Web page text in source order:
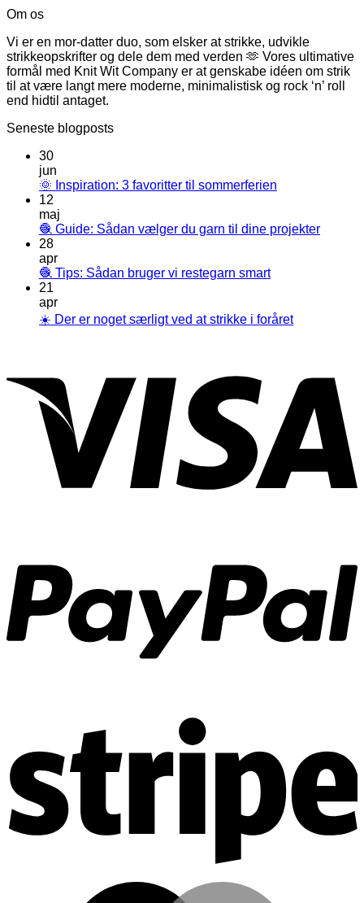
Om os
Vi er en mor-datter duo, som elsker at strikke, udvikle
strikkeopskrifter og dele dem med verden 🫶 Vores ultimative
formål med Knit Wit Company er at genskabe idéen om strik
til at være langt mere moderne, minimalistisk og rock ‘n’ roll
end hidtil antaget.
Seneste blogposts
30
jun
🌞 Inspiration: 3 favoritter til sommerferien
12
maj
🧶 Guide: Sådan vælger du garn til dine projekter
28
apr
🧶 Tips: Sådan bruger vi restegarn smart
21
apr
☀️ Der er noget særligt ved at strikke i foråret